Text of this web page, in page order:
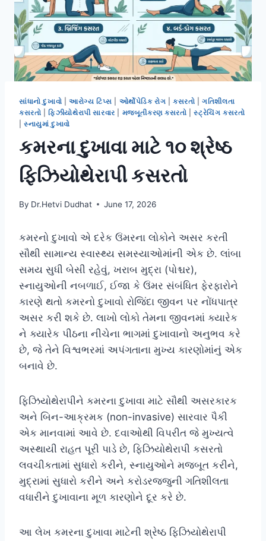
સાંધાનો દુખાવો આરોગ્ય ટિપ્સ ઓર્થોપેડિક રોગ |કસરતો |ગતિશીલતા
કસરતો |ફિઝીયોથેરાપી સારવાર મજબૂતીકરણ કસરતો |સ્ટ્રેચિંગ કસરતો
|સ્નાયુમાં દુખાવો
કમરના દુખાવા માટે ૧૦ શ્રેષ્ઠ
ફિઝિયોથેરાપી કસરતો
By Dr.Hetvi Dudhat June 17, 2026
કમરનો દુખાવો એ દરેક ઉંમરના લોકોને અસર કરતી
સૌથી સામાન્ય સ્વાસ્થ્ય સમસ્યાઓમાંની એક છે. લાંબા
સમય સુધી બેસી રહેવું, ખરાબ મુદ્રા (પોશ્ચર),
સ્નાયુઓની નબળાઈ, ઈજા કે ઉંમર સંબંધિત ફેરફારોને
કારણે થતો કમરનો દુખાવો રોજિંદા જીવન પર નોંધપાત્ર
અસર કરી શકે છે. લાખો લોકો તેમના જીવનમાં ક્યારેક
ને ક્યારેક પીઠના નીચેના ભાગમાં દુખાવાનો અનુભવ કરે
છે, જે તેને વિશ્વભરમાં અપંગતાના મુખ્ય કારણોમાંનું એક
બનાવે છે.
ફિઝિયોથેરાપીને કમરના દુખાવા માટે સૌથી અસરકારક
અને બિન-આક્રમક (non-invasive) સારવાર પૈકી
એક માનવામાં આવે છે. દવાઓથી વિપરીત જે મુખ્યત્વે
અસ્થાયી રાહત પૂરી પાડે છે, ફિઝિયોથેરાપી કસરતો
લવચીકતામાં સુધારો કરીને, સ્નાયુઓને મજબૂત કરીને,
મુદ્રામાં સુધારો કરીને અને કરોડરજ્જુની ગતિશીલતા
વધારીને દુખાવાના મૂળ કારણોને દૂર કરે છે.
આ લેખ કમરના દુખાવા માટેની શ્રેષ્ઠ ફિઝિયોથેરાપી